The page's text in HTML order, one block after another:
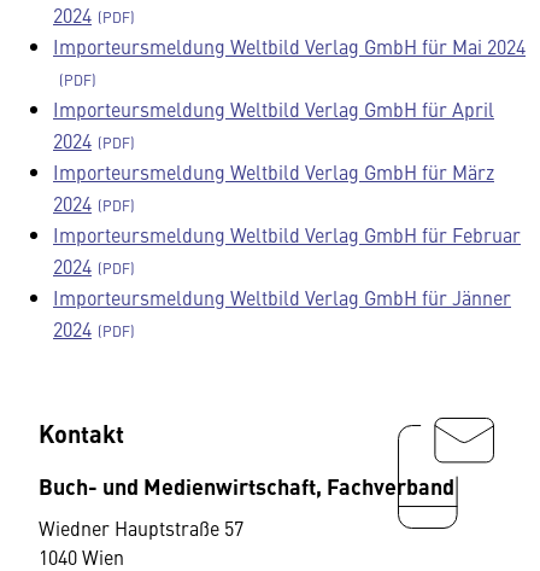
2024
Importeursmeldung Weltbild Verlag GmbH für Mai 2024
Importeursmeldung Weltbild Verlag GmbH für April
2024
Importeursmeldung Weltbild Verlag GmbH für März
2024
Importeursmeldung Weltbild Verlag GmbH für Februar
2024
Importeursmeldung Weltbild Verlag GmbH für Jänner
2024
Kontakt
Buch- und Medienwirtschaft, Fachverband
Wiedner Hauptstraße 57
1040 Wien